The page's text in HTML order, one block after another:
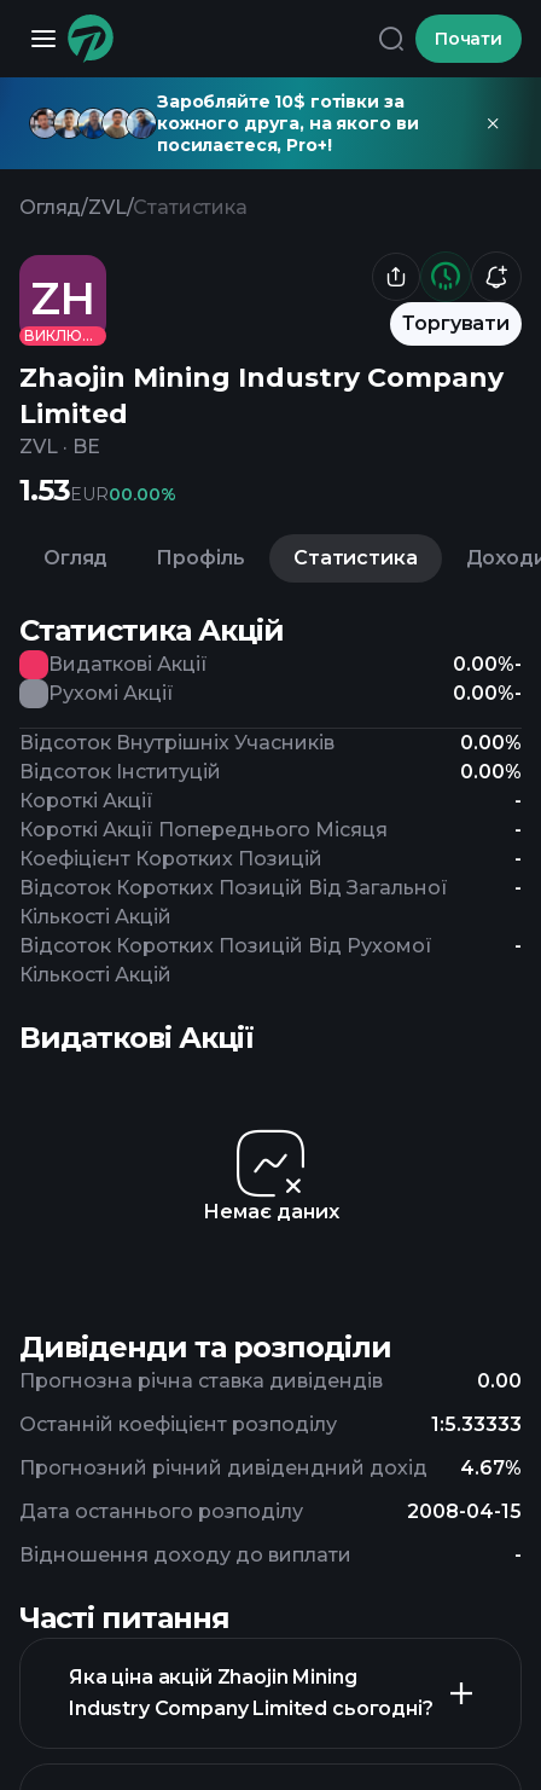
Почати
Заробляйте 10$ готівки за
кожного друга, на якого ви
посилаєтеся, Pro+!
Огляд/ZVL/Статистика
ZH
ВИКЛЮЧЕНО
Торгувати
Zhaojin Mining Industry Company
Limited
ZVL · BE
1.53EUR00.00%
Огляд Профіль Статистика
Статистика Акцій
Видаткові Акції 0.00%-
Рухомі Акції
0.00%-
Відсоток Внутрішніх Учасників
0.00%
Відсоток Інституцій
0.00%
Короткі Акції
-
Короткі Акції Попереднього Місяця
-
Коефіцієнт Коротких Позицій
-
Відсоток Коротких Позицій Від Загальної
Кількості Акцій
-
Відсоток Коротких Позицій Від Рухомої
Кількості Акцій
-
Видаткові Акції
Немає даних
Дивіденди та розподіли
Прогнозна річна ставка дивідендів 0.00
Прогнозний річний дивідендний дохід 4.67%
Відношення доходу до виплати -
Останній коефіцієнт розподілу 1:5.33333
Дата останнього розподілу 2008-04-15
Часті питання
Яка ціна акцій Zhaojin Mining
Industry Company Limited сьогодні?